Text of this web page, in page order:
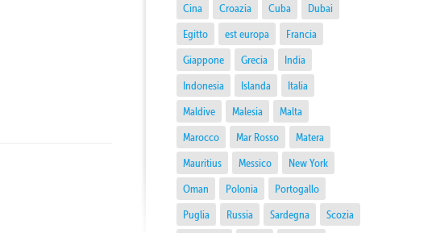
Cina
Croazia Cuba
Dubai
Egitto
est europa
Francia
Giappone
Grecia
India
Indonesia
Islanda
Italia
Maldive
Malesia
Malta
Marocco
Mar Rosso
Matera
Mauritius
Messico
New York
Oman
Polonia
Portogallo
Puglia
Russia Sardegna
Scozia